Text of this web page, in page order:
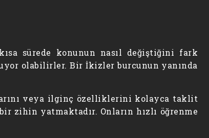
sürede konunun nasıl değiştiğini fark
olabilirler. Bir İkizler burcunun yanında
veya ilginç özelliklerini kolayca taklit
zihin yatmaktadır. Onların hızlı öğrenme